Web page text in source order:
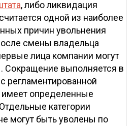
, либо ликвидация
одной из наиболее
причин увольнения
смены владельца
лица компании могут
Сокращение выполняется в
регламентированной
определенные
категории
могут быть уволены по